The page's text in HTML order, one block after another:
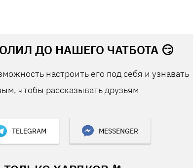
ДО НАШЕГО ЧАТБОТА 😏
настроить его под себя и узнавать
чтобы рассказывать друзьям
TELEGRAM MESSENGER